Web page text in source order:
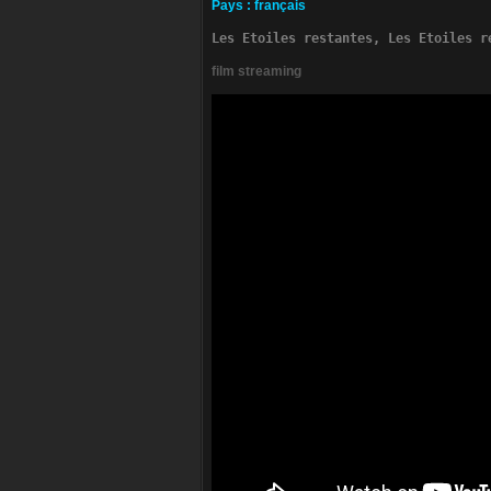
Pa­ys : français
Les Etoiles restantes, Les Etoiles
film streaming